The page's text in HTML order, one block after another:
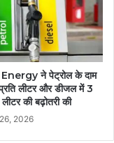
ने पेट्रोल के दाम
लीटर और डीजल में 3
की बढ़ोतरी की
2026